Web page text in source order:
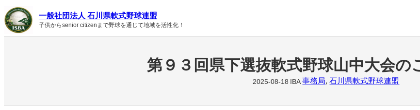
内
容
を
ス
一般社団法人 石川県軟式野球連盟
子供からsenior citizenまで野球を通じて地域を活性化！
第９３回県下選抜軟式野球山中大会の
2025-08-18 IBA 事務局, 石川県軟式野球連盟